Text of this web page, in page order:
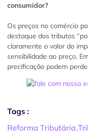
consumidor?
Os preços no comércio
destaque dos tributos
claramente o valor do
sensibilidade ao preço.
precificação podem
Tags :
Reforma Tributária,